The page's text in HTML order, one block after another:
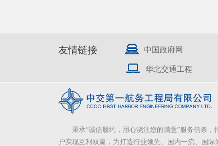
友情链接 中国政府网
华北交通工程
秉承“诚信履约，用心浇注您的满意”服务信条，
户实现互利双赢，为打造行业领先、国内一流、国际